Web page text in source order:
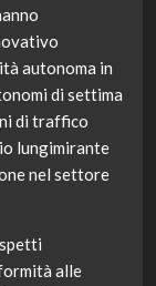
autonoma in
di settima
di traffico
lungimirante
nel settore
alle